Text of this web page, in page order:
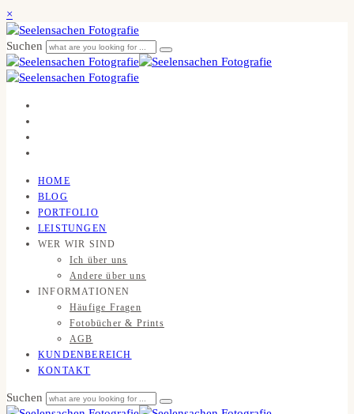
×
Suchen
HOME
BLOG
PORTFOLIO
LEISTUNGEN
WER WIR SIND
Ich über uns
Andere über uns
INFORMATIONEN
Häufige Fragen
Fotobücher & Prints
AGB
KUNDENBEREICH
KONTAKT
Suchen